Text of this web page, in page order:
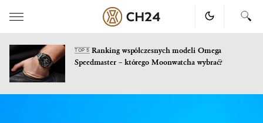
TOP 5Ranking współczesnych modeli Omega
Speedmaster – którego Moonwatcha wybrać?